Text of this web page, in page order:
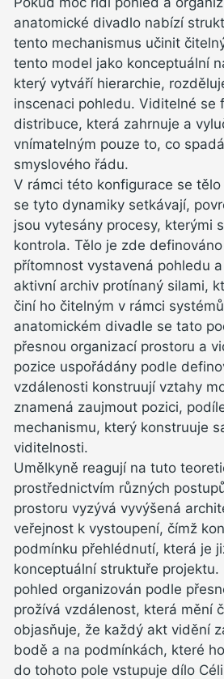
anatomické divadlo nabízí
tento mechanismus učinit
tento model jako konceptuální
který vytváří hierarchie,
inscenaci pohledu. Viditelné se
distribuce, která zahrnuje a
vnímatelným pouze to, co
smyslového řádu.
V rámci této konfigurace se
se tyto dynamiky setkávají,
jsou vytesány procesy, kterými
kontrola. Tělo je zde
přítomnost vystavená pohledu
aktivní archiv protínaný silami,
činí ho čitelným v rámci
anatomickém divadle se tato
přesnou organizací prostoru a
pozice uspořádány podle
vzdálenosti konstruují vztahy
znamená zaujmout pozici,
mechanismu, který konstruuje
viditelnosti.
Umělkyně reagují na tuto
prostřednictvím různých
prostoru vyzývá vyvýšená
veřejnost k vystoupení, čímž
podmínku přehlédnutí, která je
konceptuální struktuře projektu.
pohled organizován podle
prožívá vzdálenost, která mění
objasňuje, že každý akt vidění
bodě a na podmínkách, které
do tohoto pole vstupuje dílo